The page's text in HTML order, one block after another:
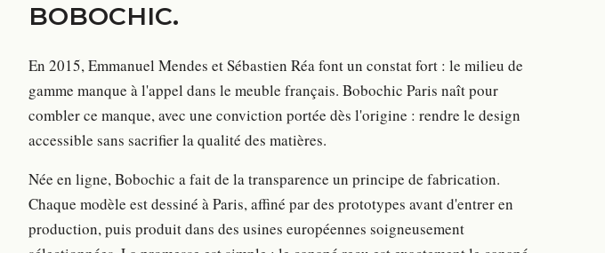
BOBOCHIC.
En 2015, Emmanuel Mendes et Sébastien Réa font un constat fort : le milieu de
gamme manque à l'appel dans le meuble français. Bobochic Paris naît pour
combler ce manque, avec une conviction portée dès l'origine : rendre le design
accessible sans sacrifier la qualité des matières.
Née en ligne, Bobochic a fait de la transparence un principe de fabrication.
Chaque modèle est dessiné à Paris, affiné par des prototypes avant d'entrer en
production, puis produit dans des usines européennes soigneusement